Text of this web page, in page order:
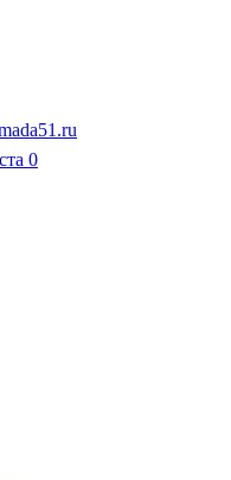
0